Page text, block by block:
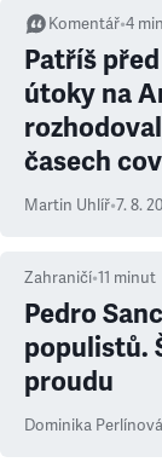
Komentář•4
Patříš
útoky na
časech
Martin Uhlíř•7. 8.
Zahraničí•11 minut
Pedro
populistů.
proudu
Dominika Perlínová